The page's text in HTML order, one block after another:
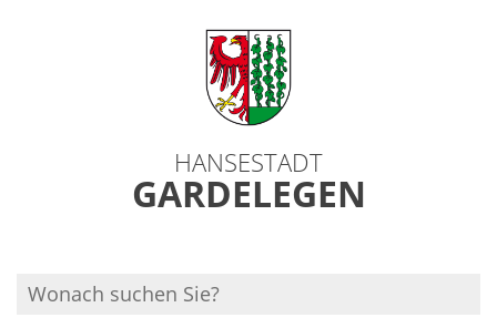
HANSESTADT
GARDELEGEN